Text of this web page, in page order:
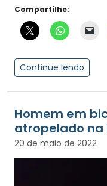
Compartilhe:
Continue lendo
Homem em
atropelado na
20 de maio de 2022